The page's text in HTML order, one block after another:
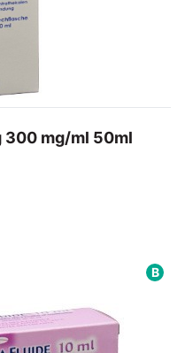
300 mg/ml 50ml
B